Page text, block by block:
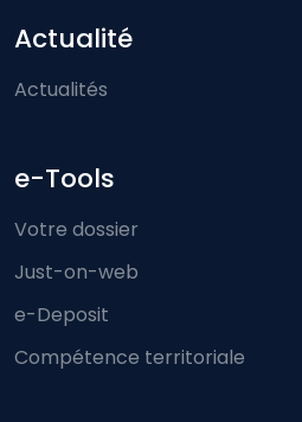
Actualité
Actualités
e-Tools
Votre dossier
Just-on-web
e-Deposit
Compétence territoriale